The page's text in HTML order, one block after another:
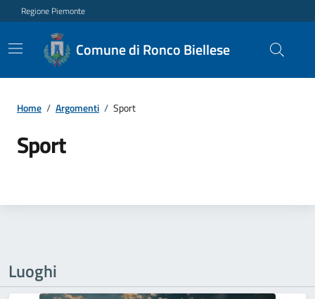
Regione Piemonte
Comune di Ronco Biellese
Home / Argomenti / Sport
Sport
Luoghi